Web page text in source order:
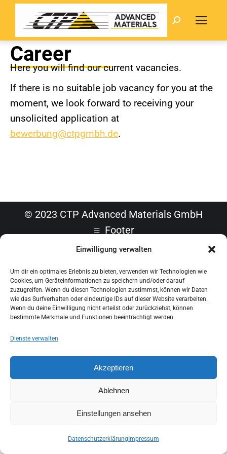
Einwilligung verwalten
Um dir ein optimales Erlebnis zu bieten, verwenden wir Technologien wie
Cookies, um Geräteinformationen zu speichern und/oder darauf
zuzugreifen. Wenn du diesen Technologien zustimmst, können wir Daten
wie das Surfverhalten oder eindeutige IDs auf dieser Website verarbeiten.
Wenn du deine Einwilligung nicht erteilst oder zurückziehst, können
bestimmte Merkmale und Funktionen beeinträchtigt werden.
Dienste verwalten
Akzeptieren
Ablehnen
Einstellungen ansehen
Datenschutzerklärung Impressum
Search:
Career
Here you will find our current vacancies.
If there is no suitable job vacancy for you at the
moment, we look forward to receiving your
unsolicited application at
bewerbung@ctpgmbh.de.
© 2023 CTP Advanced Materials GmbH
Footer